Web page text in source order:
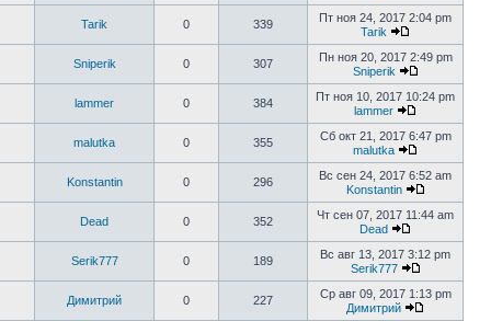
Tarik 0 339
Пт ноя 24, 2017 2:04 pm
Tarik
Sniperik 0 307
Пн ноя 20, 2017 2:49 pm
Sniperik
lammer 0 384
Пт ноя 10, 2017 10:24 pm
lammer
malutka 0 355
Сб окт 21, 2017 6:47 pm
malutka
Konstantin 0 296
Вс сен 24, 2017 6:52 am
Konstantin
Dead 0 352
Чт сен 07, 2017 11:44 am
Dead
Serik777 0 189
Вс авг 13, 2017 3:12 pm
Serik777
Димитрий 0 227
Ср авг 09, 2017 1:13 pm
Димитрий